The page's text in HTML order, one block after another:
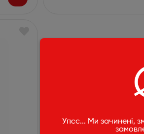
Упсс... Ми зачинені,